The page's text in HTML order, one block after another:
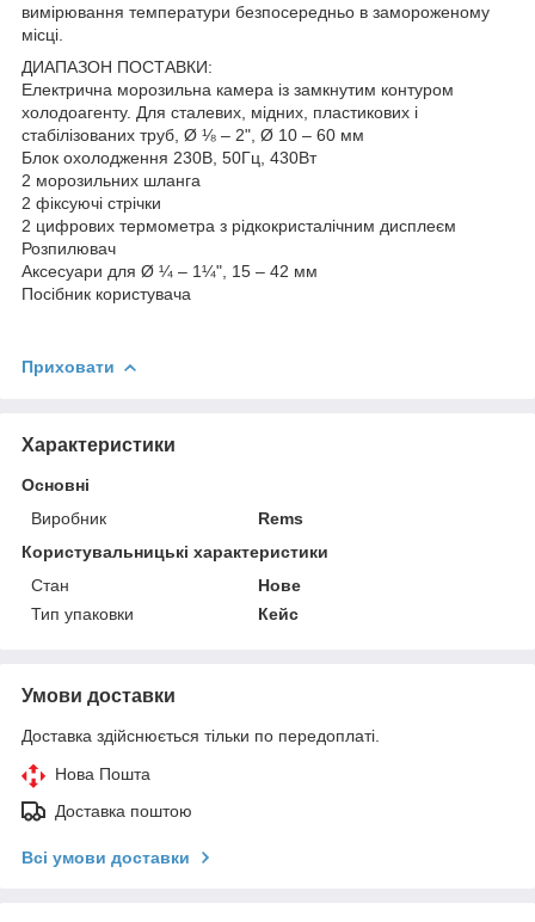
вимірювання температури безпосередньо в замороженому
місці.
ДИАПАЗОН ПОСТАВКИ:
Електрична морозильна камера із замкнутим контуром
холодоагенту. Для сталевих, мідних, пластикових і
стабілізованих труб, Ø ⅛ – 2", Ø 10 – 60 мм
Блок охолодження 230В, 50Гц, 430Вт
2 морозильних шланга
2 фіксуючі стрічки
2 цифрових термометра з рідкокристалічним дисплеєм
Розпилювач
Аксесуари для Ø ¼ – 1¼", 15 – 42 мм
Посібник користувача
Приховати
Характеристики
Основні
Виробник
Rems
Користувальницькі характеристики
Стан
Нове
Тип упаковки
Кейс
Умови доставки
Доставка здійснюється тільки по передоплаті.
Нова Пошта
Доставка поштою
Всі умови доставки